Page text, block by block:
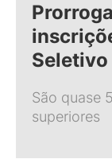
Seletivo
São quase
superiores